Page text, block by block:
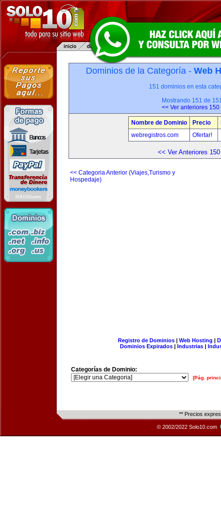
Dominios de la Categoría - Web
151 dominios en esta
Mostrando 151 de
<< Ver anteriores 150
Nombre de Dominio Precio
webregistros.com
Ofertar!
<< Ver Anteriores 150
<< Categoria Anterior (Viajes,Turismo y
Hospedaje)
Registro de Dominios| Web Hosting |
Dominios Expirados | Industrias |
Categorías de Dominio:
[Pág.
** Precios
© 2002/2022 Solo10.com